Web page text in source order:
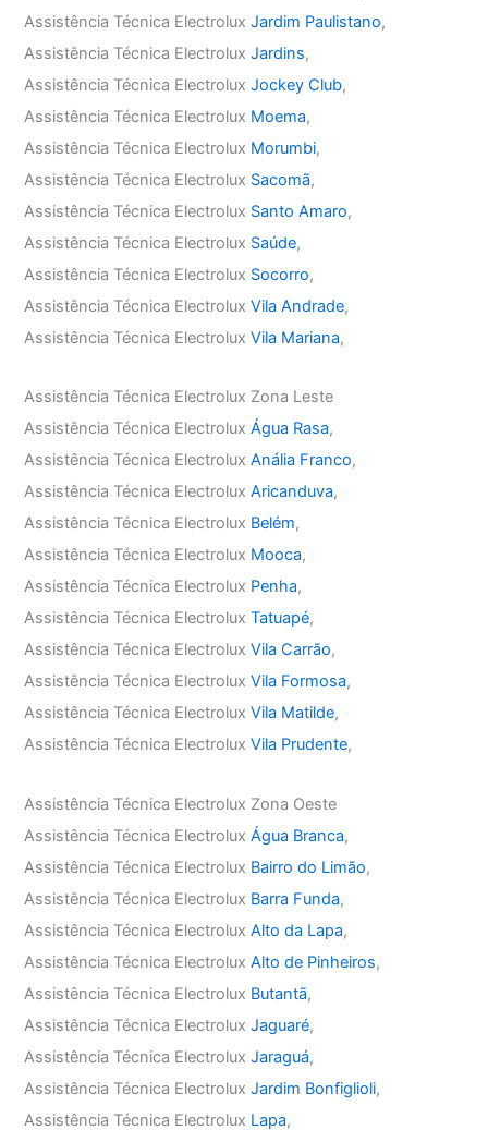
Assistência Técnica ElectroluxJardim Paulistano,
Assistência Técnica ElectroluxJardins,
Assistência Técnica ElectroluxJockey Club,
Assistência Técnica Electrolux Moema,
Assistência Técnica Electrolux Morumbi,
Assistência Técnica Electrolux Sacomã,
Assistência Técnica Electrolux Santo Amaro,
Assistência Técnica Electrolux Saúde,
Assistência Técnica Electrolux Socorro,
Assistência Técnica ElectroluxVila Andrade,
Assistência Técnica ElectroluxVila Mariana,
Assistência Técnica Electrolux Zona Leste
Assistência Técnica ElectroluxÁgua Rasa,
Assistência Técnica ElectroluxAnália Franco,
Assistência Técnica ElectroluxAricanduva,
Assistência Técnica Electrolux Belém,
Assistência Técnica Electrolux Mooca,
Assistência Técnica Electrolux Penha,
Assistência Técnica ElectroluxTatuapé,
Assistência Técnica ElectroluxVila Carrão,
Assistência Técnica ElectroluxVila Formosa,
Assistência Técnica ElectroluxVila Matilde,
Assistência Técnica ElectroluxVila Prudente,
Assistência Técnica Electrolux Zona Oeste
Assistência Técnica ElectroluxÁgua Branca,
Assistência Técnica Electrolux Bairro do Limão,
Assistência Técnica Electrolux Barra Funda,
Assistência Técnica ElectroluxAlto da Lapa,
Assistência Técnica ElectroluxAlto de Pinheiros,
Assistência Técnica Electrolux Butantã,
Assistência Técnica ElectroluxJaguaré,
Assistência Técnica ElectroluxJaraguá,
Assistência Técnica ElectroluxJardim Bonfiglioli,
Assistência Técnica Electrolux Lapa,